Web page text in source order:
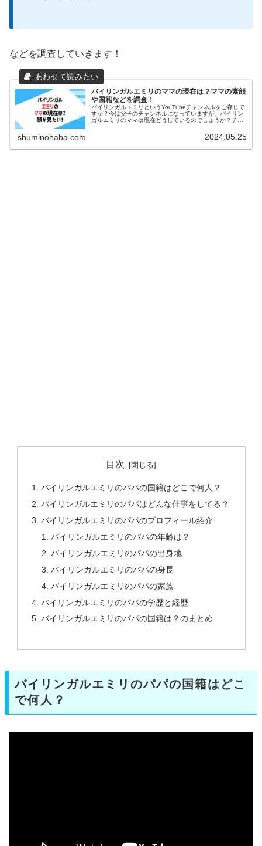
などを調査していきます！
バイリンガルエミリのママの現在は？ママの素顔
や国籍などを調査！
バイリンガルエミリというYouTubeチャンネルをご存じで
すか？今は父子のチャンネルになっていますが、バイリン
ガルエミリのママは現在どうしているのでしょうか？チャ
も探索しました！バイリンガルエミリのママの現在を徹底
shuminohaba.com 2024.05.25
目次
バイリンガルエミリのパパの国籍はどこで何人？
バイリンガルエミリのパパはどんな仕事をしてる？
バイリンガルエミリのパパのプロフィール紹介
バイリンガルエミリのパパの年齢は？
バイリンガルエミリのパパの出身地
バイリンガルエミリのパパの身長
バイリンガルエミリのパパの家族
バイリンガルエミリのパパの学歴と経歴
バイリンガルエミリのパパの国籍は？のまとめ
バイリンガルエミリのパパの国籍はどこ
で何人？